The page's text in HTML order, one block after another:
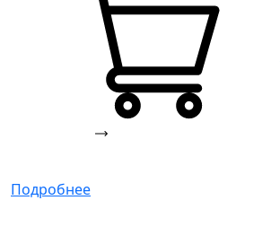
Подробнее